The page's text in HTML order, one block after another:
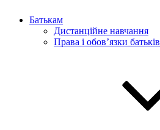
Батькам
Дистанційне навчання
Права і обов’язки батьків